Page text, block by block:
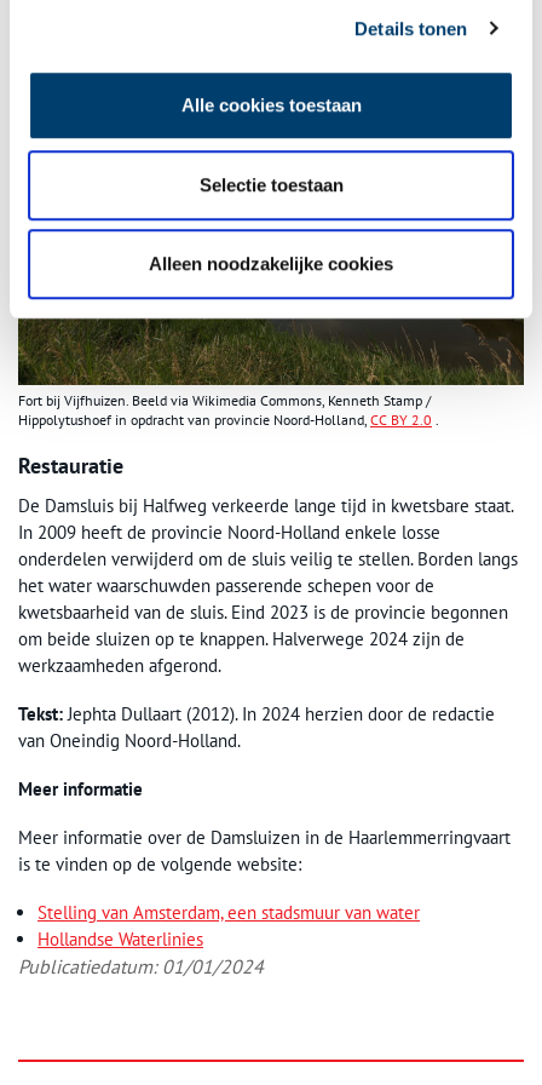
Details tonen
Alle cookies toestaan
Selectie toestaan
Alleen noodzakelijke cookies
Fort bij Vijfhuizen. Beeld via Wikimedia Commons, Kenneth Stamp /
Hippolytushoef in opdracht van provincie Noord-Holland, CC BY 2.0 .
Restauratie
De Damsluis bij Halfweg verkeerde lange tijd in kwetsbare staat.
In 2009 heeft de provincie Noord-Holland enkele losse
onderdelen verwijderd om de sluis veilig te stellen. Borden langs
het water waarschuwden passerende schepen voor de
kwetsbaarheid van de sluis. Eind 2023 is de provincie begonnen
om beide sluizen op te knappen. Halverwege 2024 zijn de
werkzaamheden afgerond.
Tekst:Jephta Dullaart (2012). In 2024 herzien door de redactie
van Oneindig Noord-Holland.
Meer informatie
Meer informatie over de Damsluizen in de Haarlemmerringvaart
is te vinden op de volgende website:
Stelling van Amsterdam, een stadsmuur van water
Hollandse Waterlinies
Publicatiedatum: 01/01/2024